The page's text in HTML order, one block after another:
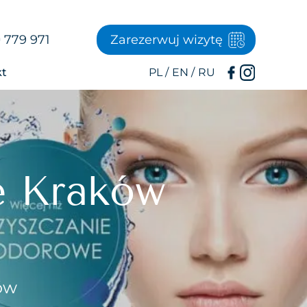
971 Zarezerwuj wizytę
Kraków